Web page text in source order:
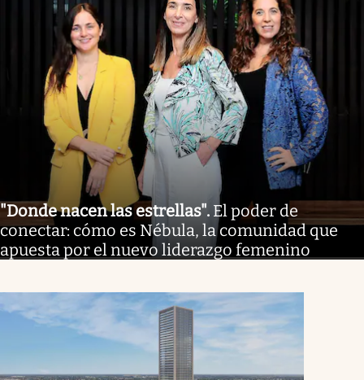
"Donde nacen las estrellas". El poder de
conectar: cómo es Nébula, la comunidad que
apuesta por el nuevo liderazgo femenino